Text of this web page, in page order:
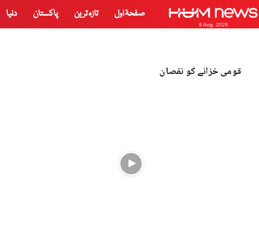
6 Aug, 2026
صفحۂ اول تازہ ترین پاکستان دنیا
قومی خزانے کو نقصان